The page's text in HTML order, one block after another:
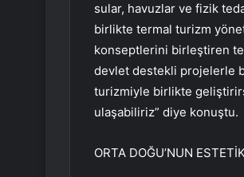
sular, havuzlar ve fizik
birlikte termal turizm
konseptlerini birleştiren
devlet destekli projelerle
turizmiyle birlikte
ulaşabiliriz” diye konuştu.
ORTA DOĞU’NUN